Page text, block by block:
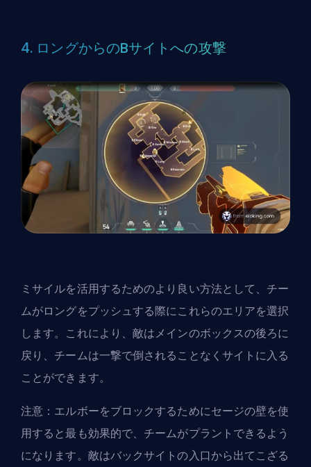
4. ロングからのBサイトへの攻撃
ミサイルを活用するためのより良い方法として、チー
ムがロングをプッシュする際にこれらのエリアを選択
します。これにより、敵はメインのボックスの後ろに
戻り、チームは一撃で倒されることなくサイトに入る
ことができます。
注意：エルボーをブロックするためにセージの壁を使
用すると最も効果的で、チームがプラントできるよう
になります。敵はバックサイトの入口から出てこざる